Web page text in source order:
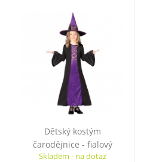
Dětský kostým
čarodějnice - fialový
Skladem - na dotaz